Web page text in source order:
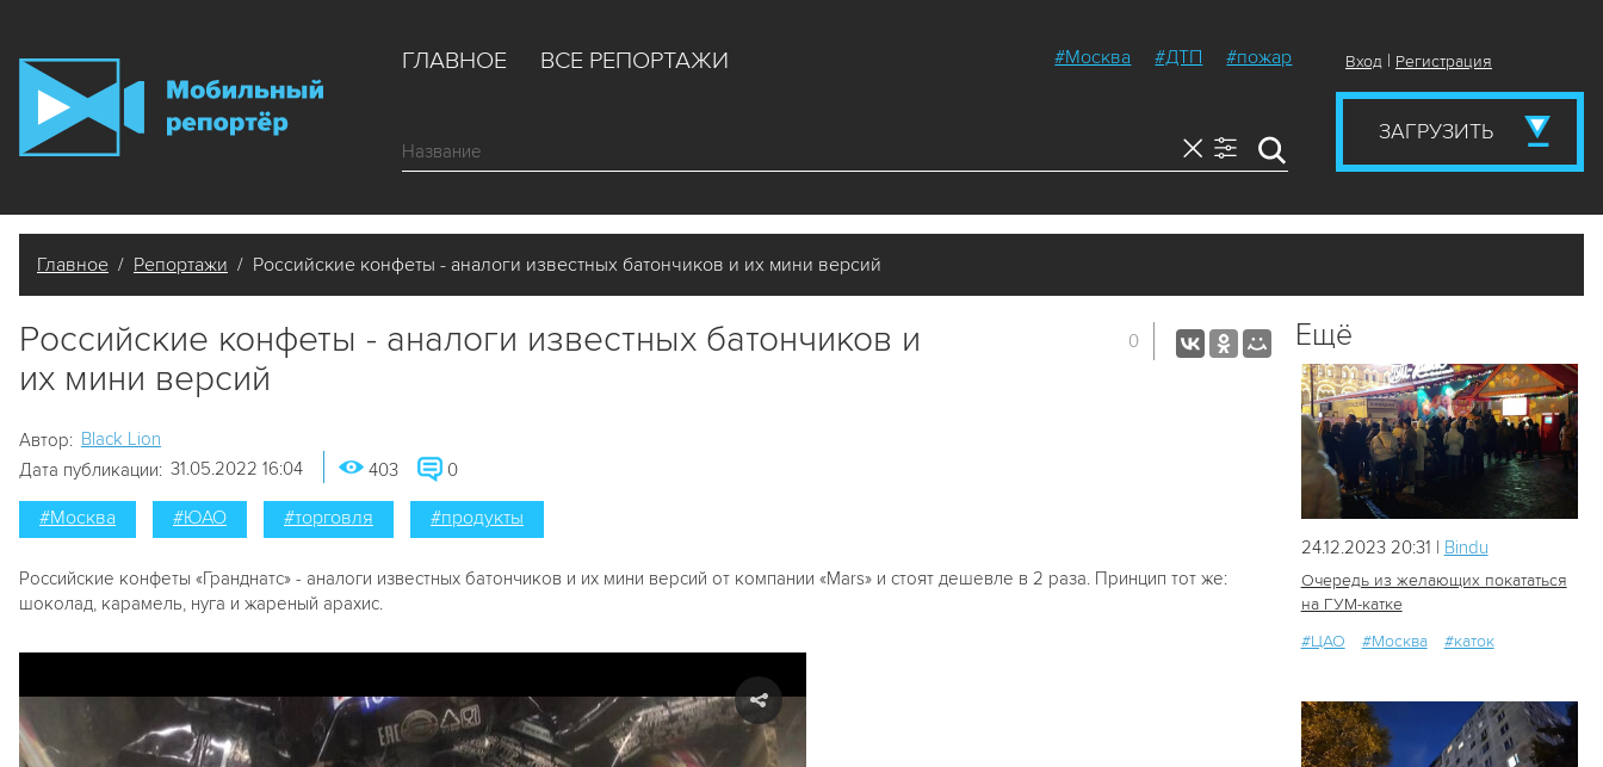
ГЛАВНОЕ ВСЕ РЕПОРТАЖИ #Москва #ДТП #пожар Вход | Регистрация
ЗАГРУЗИТЬ
Главное / Репортажи / Российские конфеты - аналоги известных батончиков и их мини версий
Российские конфеты - аналоги известных батончиков и
их мини версий
0
Автор: Black Lion
Дата публикации: 31.05.2022 16:04 403 0
#Москва #ЮАО #торговля #продукты
Российские конфеты «Гранднатс» - аналоги известных батончиков и их мини версий от компании «Mars» и стоят дешевле в 2 раза. Принцип тот же:
шоколад, карамель, нуга и жареный арахис.
Ещё
607
24.12.2023 20:31 | Bindu
Очередь из желающих покататься
на ГУМ-катке
#ЦАО
#Москва #каток